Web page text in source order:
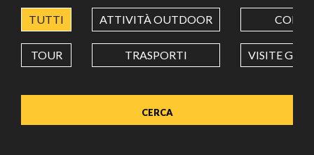
TUTTI ATTIVITÀ OUTDOOR CORSI
TOUR TRASPORTI VISITE